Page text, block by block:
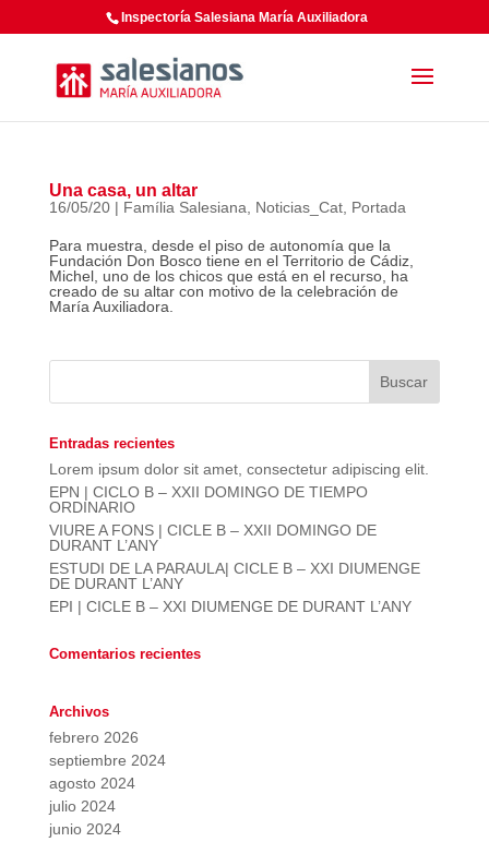
Inspectoría Salesiana María Auxiliadora
Una casa, un altar
16/05/20| Família Salesiana Noticias_Cat, Portada
Para muestra, desde el piso de autonomía que la
Fundación Don Bosco tiene en el Territorio de Cádiz,
Michel, uno de los chicos que está en el recurso, ha
creado de su altar con motivo de la celebración de
María Auxiliadora.
Entradas recientes
Lorem ipsum dolor sit amet, consectetur adipiscing elit.
EPN | CICLO B – XXII DOMINGO DE TIEMPO
ORDINARIO
VIURE A FONS | CICLE B – XXII DOMINGO DE
DURANT L’ANY
ESTUDI DE LA PARAULA| CICLE B – XXI DIUMENGE
DE DURANT L’ANY
EPI | CICLE B – XXI DIUMENGE DE DURANT L’ANY
Comentarios recientes
Archivos
febrero 2026
septiembre 2024
agosto 2024
julio 2024
junio 2024